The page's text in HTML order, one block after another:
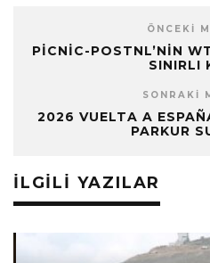
ÖNCEKI
PICNIC-POSTNL’NIN
SINIRLI
SONRAKI
2026 VUELTA A
PARKUR
İLGILI YAZILAR